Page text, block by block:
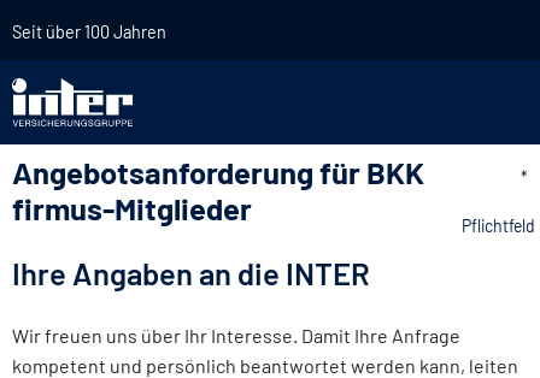
Seit über 100 Jahren
Angebotsanforderung für BKK
firmus-Mitglieder
*
Pflichtfeld
Ihre Angaben an die INTER
Wir freuen uns über Ihr Interesse. Damit Ihre Anfrage
kompetent und persönlich beantwortet werden kann, leiten